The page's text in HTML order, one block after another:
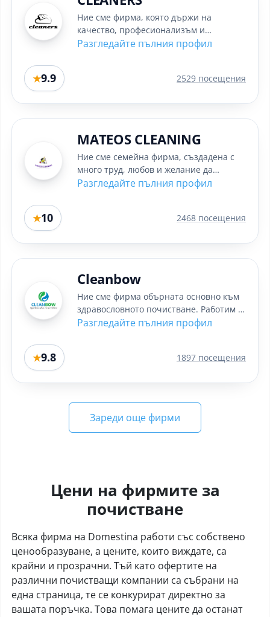
Ние сме фирма, която държи на
качество, професионализъм и
коректност. За постигане на най-добри
Разгледайте пълния профил
★9.9 2529 посещения
MATEOS CLEANING
Ние сме семейна фирма, създадена с
много труд, любов и желание да
предлагаме качествено почистване в
Разгледайте пълния профил
★10 2468 посещения
Cleanbow
Ние сме фирма обърната основно към
здравословното почистване. Работим с
професионални машини и...
Разгледайте пълния профил
★9.8 1897 посещения
Зареди още фирми
Цени на фирмите за
почистване
Всяка фирма на Domestina работи със собствено
ценообразуване, а цените, които виждате, са
крайни и прозрачни. Тъй като офертите на
различни почистващи компании са събрани на
една страница, те се конкурират директно за
вашата поръчка. Това помага цените да останат